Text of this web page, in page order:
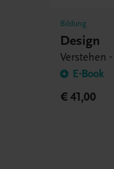
Bildung
Design
Verstehen
E-Book
€ 41,00